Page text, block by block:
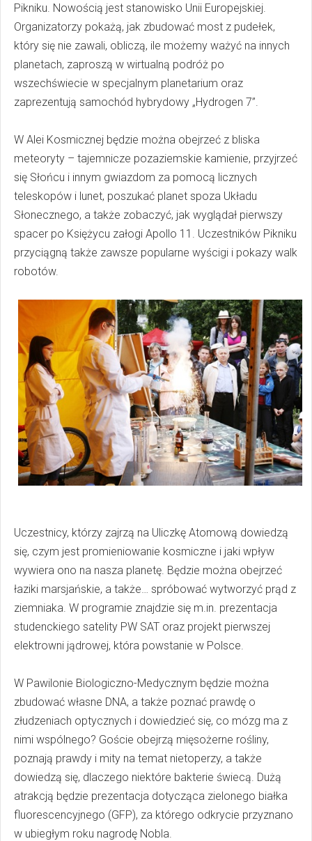
Pikniku. Nowością jest stanowisko Unii Europejskiej.
Organizatorzy pokażą, jak zbudować most z pudełek,
który się nie zawali, obliczą, ile możemy ważyć na innych
planetach, zaproszą w wirtualną podróż po
wszechświecie w specjalnym planetarium oraz
zaprezentują samochód hybrydowy „Hydrogen 7”.
W Alei Kosmicznej będzie można obejrzeć z bliska
meteoryty – tajemnicze pozaziemskie kamienie, przyjrzeć
się Słońcu i innym gwiazdom za pomocą licznych
teleskopów i lunet, poszukać planet spoza Układu
Słonecznego, a także zobaczyć, jak wyglądał pierwszy
spacer po Księżycu załogi Apollo 11. Uczestników Pikniku
przyciągną także zawsze popularne wyścigi i pokazy walk
robotów.
Uczestnicy, którzy zajrzą na Uliczkę Atomową dowiedzą
się, czym jest promieniowanie kosmiczne i jaki wpływ
wywiera ono na nasza planetę. Będzie można obejrzeć
łaziki marsjańskie, a także… spróbować wytworzyć prąd z
ziemniaka. W programie znajdzie się m.in. prezentacja
studenckiego satelity PW SAT oraz projekt pierwszej
elektrowni jądrowej, która powstanie w Polsce.
W Pawilonie Biologiczno-Medycznym będzie można
zbudować własne DNA, a także poznać prawdę o
złudzeniach optycznych i dowiedzieć się, co mózg ma z
nimi wspólnego? Goście obejrzą mięsożerne rośliny,
poznają prawdy i mity na temat nietoperzy, a także
dowiedzą się, dlaczego niektóre bakterie świecą. Dużą
atrakcją będzie prezentacja dotycząca zielonego białka
fluorescencyjnego (GFP), za którego odkrycie przyznano
w ubiegłym roku nagrodę Nobla.